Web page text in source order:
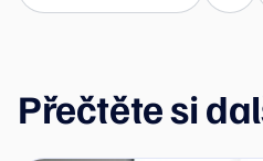
Přečtěte si